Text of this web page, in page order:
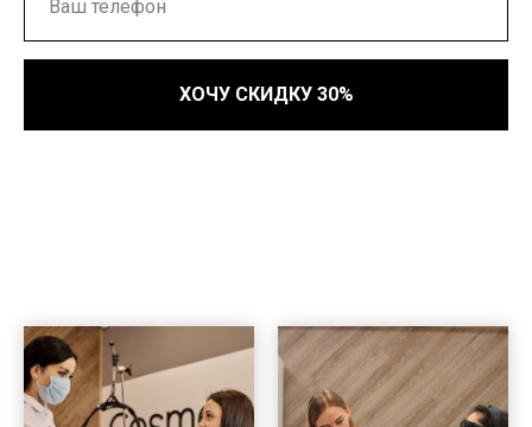
ХОЧУ СКИДКУ 30%